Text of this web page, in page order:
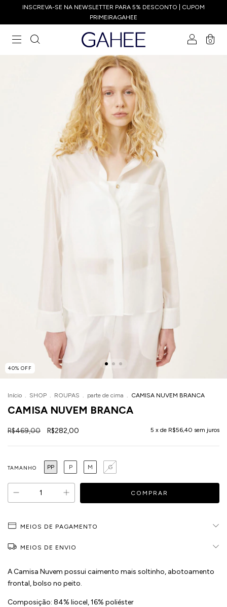
INSCREVA-SE NA NEWSLETTER PARA 5% DESCONTO | CUPOM
PRIMEIRAGAHEE
0
40% OFF
Início SHOP ROUPAS parte de cima CAMISA NUVEM BRANCA
CAMISA NUVEM BRANCA
R$469,00 R$282,00 5 x de R$56,40 sem juros
TAMANHO PP P M G
MEIOS DE PAGAMENTO
MEIOS DE ENVIO
A Camisa Nuvem possui caimento mais soltinho, abotoamento
frontal, bolso no peito.
Composição: 84% liocel, 16% poliéster